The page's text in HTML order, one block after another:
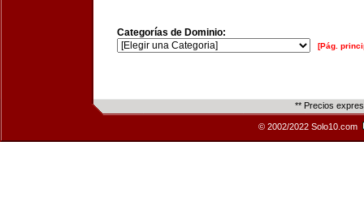
Categorías de Dominio:
[Pág.
** Precios
© 2002/2022 Solo10.com